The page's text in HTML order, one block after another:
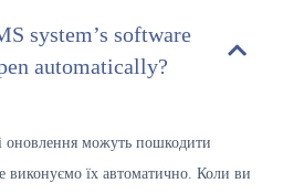
system’s software
automatically?
оновлення можуть пошкодити
виконуємо їх автоматично. Коли ви